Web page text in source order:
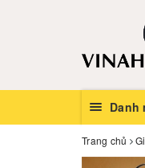
Danh
Trang chủ